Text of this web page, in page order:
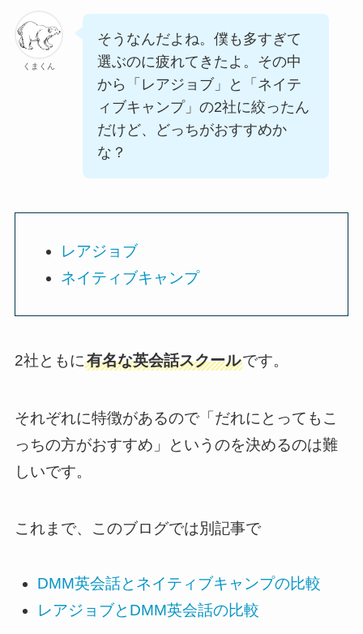
くまくん
そうなんだよね。僕も多すぎて
選ぶのに疲れてきたよ。その中
から「レアジョブ」と「ネイテ
ィブキャンプ」の2社に絞ったん
だけど、どっちがおすすめか
な？
レアジョブ
ネイティブキャンプ
2社ともに有名な英会話スクールです。
それぞれに特徴があるので「だれにとってもこ
っちの方がおすすめ」というのを決めるのは難
しいです。
これまで、このブログでは別記事で
DMM英会話とネイティブキャンプの比較
レアジョブとDMM英会話の比較